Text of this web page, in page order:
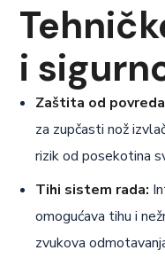
i
Zaštita od
za zupčasti nož
rizik od posekotina
Tihi sistem rada:
omogućava tihu i
zvukova